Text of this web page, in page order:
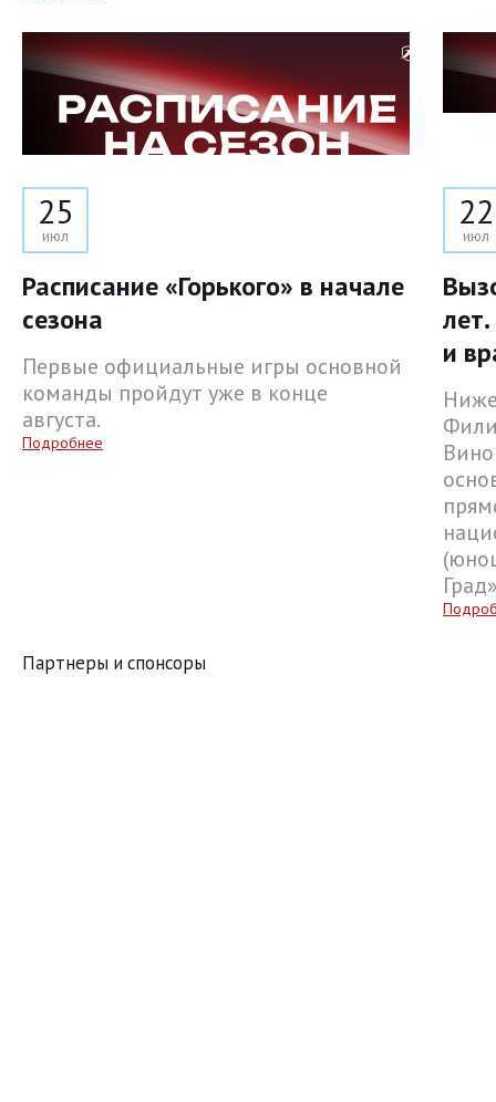
25
июл
Расписание «Горького» в начале
сезона
Первые официальные игры основной
команды пройдут уже в конце
августа.
Подробнее
22
июл
и
Партнеры и спонсоры